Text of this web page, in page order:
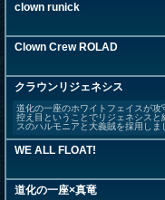
clown runick
Clown Crew ROLAD
クラウンリジェネシス
道化の一座のホワイトフェイスが
控え目ということでリジェネシス
スのハルモニアと大義賊を採用し
WE ALL FLOAT!
道化の一座×真竜